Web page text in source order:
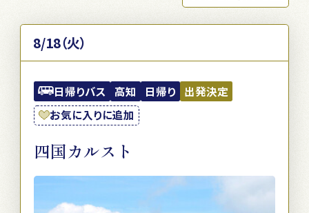
8/18（火）
日帰りバス 高知 日帰り
出発決定
お気に入りに追加
四国カルスト